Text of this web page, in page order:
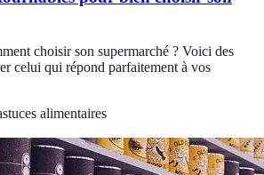
choisir son supermarché ? Voici des
celui qui répond parfaitement à vos
alimentaires